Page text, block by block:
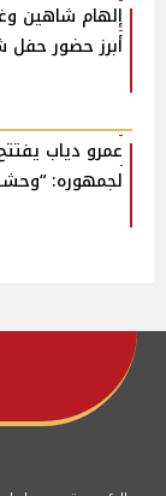
إلهام شاهين
أبرز حضور حفل
عمرو دياب
لجمهوره: